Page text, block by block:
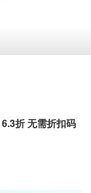
6.3折 无需折扣码